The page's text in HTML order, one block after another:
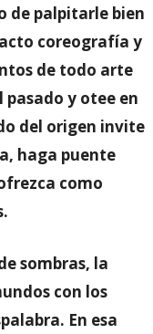
de palpitarle bien
coreografía y
de todo arte
y otee en
del origen invite
haga puente
como
sombras, la
con los
En esa